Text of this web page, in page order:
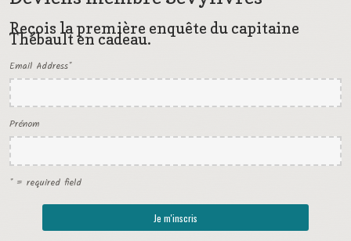
Reçois la première enquête du capitaine
Thébault en cadeau.
Email Address*
Prénom
* = required field